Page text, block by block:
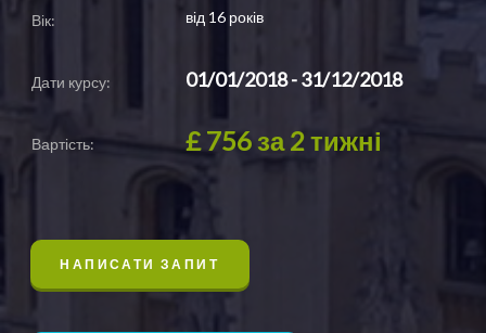
Вік: від 16 років
Дати курсу: 01/01/2018 - 31/12/2018
Вартість: £ 756за 2 тижні
НАПИСАТИ ЗАПИТ